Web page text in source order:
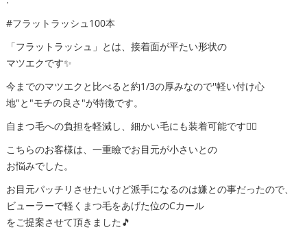
#フラットラッシュ100本
「フラットラッシュ」とは、接着面が平たい形状の
マツエクです✨
今までのマツエクと比べると約1/3の厚みなので''軽い付け心
地"と"モチの良さ"が特徴です。
自まつ毛への負担を軽減し、細かい毛にも装着可能です🙆‍♀️
こちらのお客様は、一重瞼でお目元が小さいとの
お悩みでした。
お目元パッチリさせたいけど派手になるのは嫌との事だったので、
ビューラーで軽くまつ毛をあげた位のCカール
をご提案させて頂きました🎵